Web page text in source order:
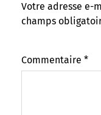
Votre adresse e-
champs
Commentaire *